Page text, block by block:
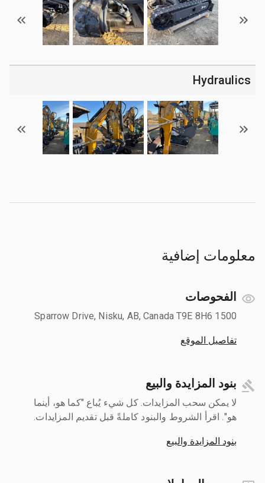
Hydraulics
معلومات إضافية
الفحوصات
1500 Sparrow Drive, Nisku, AB, Canada T9E 8H6
تفاصيل الموقع
بنود المزايدة والبيع
لا يمكن سحب المزايدات. كل شيء يُباع "كما هو، أينما
هو". اقرأ الشروط والبنود كاملةً قبل تقديم المزايدات.
بنود المزايدة والبيع